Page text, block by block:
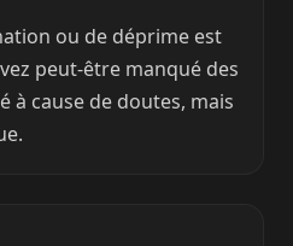
ou de déprime est
peut-être manqué des
à cause de doutes, mais